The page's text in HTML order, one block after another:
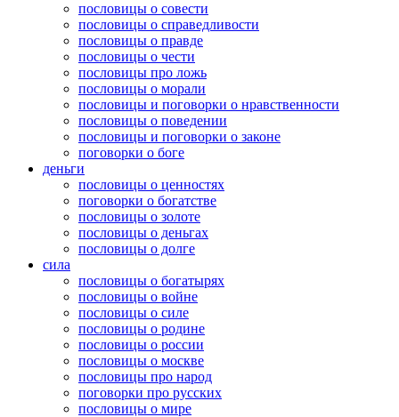
пословицы о совести
пословицы о справедливости
пословицы о правде
пословицы о чести
пословицы про ложь
пословицы о морали
пословицы и поговорки о нравственности
пословицы о поведении
пословицы и поговорки о законе
поговорки о боге
деньги
пословицы о ценностях
поговорки о богатстве
пословицы о золоте
пословицы о деньгах
пословицы о долге
сила
пословицы о богатырях
пословицы о войне
пословицы о силе
пословицы о родине
пословицы о россии
пословицы о москве
пословицы про народ
поговорки про русских
пословицы о мире